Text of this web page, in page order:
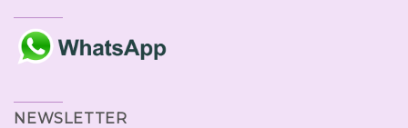
NEWSLETTER